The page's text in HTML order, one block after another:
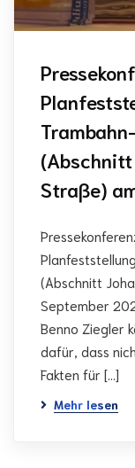
Straße)
(Abschnitt
September
Benno Ziegler
dafür, dass
Fakten für […]
Mehr lesen